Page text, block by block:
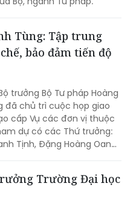
Tùng: Tập trung
bảo đảm tiến độ
trưởng Bộ Tư pháp Hoàng
đã chủ trì cuộc họp giao
cấp Vụ các đơn vị thuộc
dự có các Thứ trưởng:
Tịnh, Đặng Hoàng Oanh,
Trường Đại học